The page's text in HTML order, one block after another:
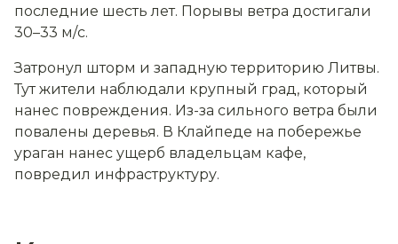
последние шесть лет. Порывы ветра достигали
30–33 м/c.
Затронул шторм и западную территорию Литвы.
Тут жители наблюдали крупный град, который
нанес повреждения. Из-за сильного ветра были
повалены деревья. В Клайпеде на побережье
ураган нанес ущерб владельцам кафе,
повредил инфраструктуру.